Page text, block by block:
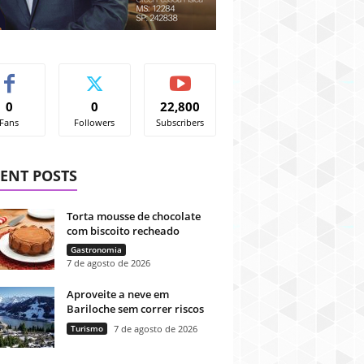
0
Fans
0
Followers
22,800
Subscribers
POSTS
Torta mousse de chocolate
com biscoito recheado
Gastronomia
7 de agosto de 2026
Aproveite a neve em
Bariloche sem correr riscos
Turismo 7 de agosto de 2026